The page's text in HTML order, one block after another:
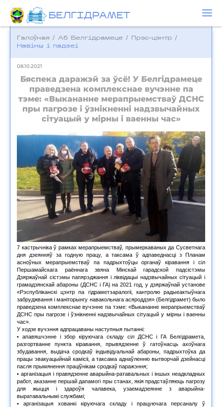
БЕЛГIДРAМЕТ
Галоўная / Аб Белгідрамеце / Прэс-цэнтр /
Навіны і падзеі
08.10.2021
Бяспека даражэй за ўсё! У Белгідрамеце
праведзена комплекснае вучэнне па
тэме: «Выкананне мерапрыемстваў ДСНС
пры пагрозе і ўзнікненні надзвычайных
сітуацый у мiрны i ваенны час»
7 кастрычніка ў рамках мерапрыемстваў, прымеркаваных да Сусветнага
дня дзеянняў за годную працу, а таксама ў адпаведнасці з Планам
асноўных мерапрыемстваў па падрыхтоўцы органаў кіравання і сіл
Першамайскага раённага звяна Мінскай гарадской падсістэмы
Дзяржаўнай сістэмы папярэджання і ліквідацыі надзвычайных сітуацый і
грамадзянскай абароны (ДСНС і ГА) на 2021 год, у дзяржаўнай установе
«Рэспубліканскі цэнтр па гідраметэаралогіі, кантролю радыеактыўнага
забруджвання і маніторынгу навакольнага асяроддзя» (Белгідрамет) было
праведзена комплекснае вучэнне па тэме: «Выкананне мерапрыемстваў
ДСНС пры пагрозе і ўзнікненні надзвычайных сітуацый у мiрны i ваенны
час».
У ходзе вучэння адпрацаваны наступныя пытанні:
• апавяшчэнне і збор кіруючага складу сіл ДСНС і ГА Белгідрамета,
разгортванне пункта кіравання, прывядзенне ў гатоўнасць ахоўнага
збудавання, выдача сродкаў індывідуальнай абароны, падрыхтоўка да
працы эвакуацыйнай камісіі, а таксама аднаўленню вытворчай дзейнасці
пасля прымянення праціўнікам сродкаў паражэння;
• арганізацыя і правядзенне аварыйна-ратавальных і іншых неадкладных
работ, аказанне першай дапамогі пры станах, якія прадстаўляюць пагрозу
для жыцця і здароўя чалавека, узаемадзеянне з аварыйна-
выратавальнымі службамі;
• арганізацыя хованкі кіруючага складу і працуючага персаналу ў